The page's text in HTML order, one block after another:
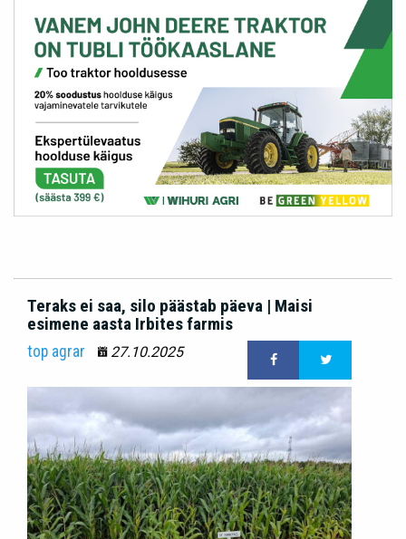
Teraks ei saa, silo päästab päeva | Maisi
esimene aasta Irbites farmis
top agrar 27.10.2025